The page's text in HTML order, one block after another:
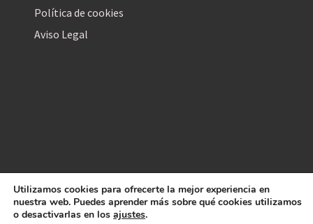
Política de cookies
Aviso Legal
© 2026La Huella Digital– Todos los derechos reservados
Utilizamos cookies para ofrecerte la mejor experiencia en
nuestra web. Puedes aprender más sobre qué cookies utilizamos
o desactivarlas en los ajustes.